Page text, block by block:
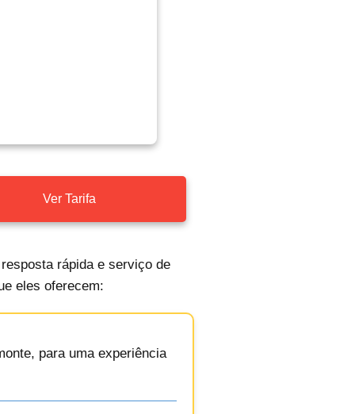
Ver Tarifa
rápida e serviço de
eles oferecem:
para uma experiência